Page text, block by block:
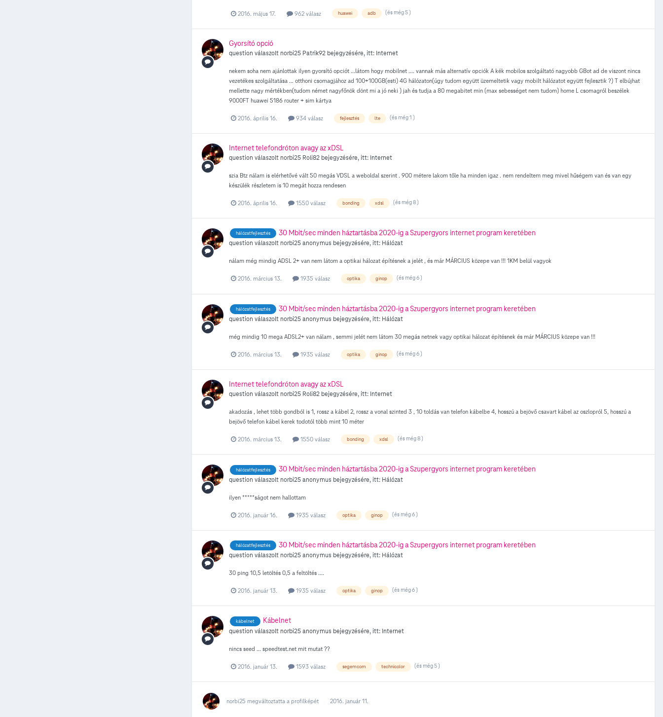
2016. május 17. 962 válasz huawei adb (és még 5 )
Gyorsító opció
question válaszolt norbi25 Patrik92 bejegyzésére, itt: Internet
nekem soha nem ajánlottak ilyen gyorsító opciót ...látom hogy mobilnet .... vannak más alternatív opciók A kék mobilos szolgáltató nagyobb GBot ad de viszont nincs
vezetékes szolgáltatása ... otthoni csomagjához ad 100+100GB(esti) 4G hálózaton(úgy tudom együtt üzemeltetik vagy mobilt hálózatot együtt fejlesztik ?) T elbújhat
mellette nagy mértékben(tudom német nagyfőnök dönt mi a jó neki ) jah és tudja a 80 megabitet min (max sebességet nem tudom) home L csomagról beszélek
9000FT huawei 5186 router + sim kártya
2016. április 16. 934 válasz fejlesztés lte (és még 1 )
Internet telefondróton avagy az xDSL
question válaszolt norbi25 Roli82 bejegyzésére, itt: Internet
szia Btz nálam is elérhetővé vált 50 megás VDSL a weboldal szerint . 900 métere lakom tőle ha minden igaz . nem rendeltem meg mivel hűségem van és van egy
készülék részletem is 10 megát hozza rendesen
2016. április 16. 1550 válasz bonding xdsl (és még 8 )
hálózatfejlesztés 30 Mbit/sec minden háztartásba 2020-ig a Szupergyors internet program keretében
question válaszolt norbi25anonymus bejegyzésére, itt: Hálózat
nálam még mindig ADSL 2+ van nem látom a optikai hálozat építésnek a jelét , és már MÁRCIUS közepe van !!! 1KM belül vagyok
2016. március 13. 1935 válasz optika ginop (és még 6 )
hálózatfejlesztés 30 Mbit/sec minden háztartásba 2020-ig a Szupergyors internet program keretében
question válaszolt norbi25anonymus bejegyzésére, itt: Hálózat
még mindig 10 mega ADSL2+ van nálam , semmi jelét nem látom 30 megás netnek vagy optikai hálozat építésnek és már MÁRCIUS közepe van !!!
2016. március 13. 1935 válasz optika ginop (és még 6 )
Internet telefondróton avagy az xDSL
question válaszolt norbi25 Roli82 bejegyzésére, itt: Internet
akadozás , lehet több gondból is 1, rossz a kábel 2, rossz a vonal szinted 3 , 10 toldás van telefon kábelbe 4, hosszú a bejövő csavart kábel az oszlopról 5, hosszú a
bejövő telefon kábel kerek todotól több mint 10 méter
2016. március 13. 1550 válasz bonding xdsl (és még 8 )
hálózatfejlesztés 30 Mbit/sec minden háztartásba 2020-ig a Szupergyors internet program keretében
question válaszolt norbi25anonymus bejegyzésére, itt: Hálózat
ilyen *****ságot nem hallottam
2016. január 16. 1935 válasz optika ginop (és még 6 )
hálózatfejlesztés 30 Mbit/sec minden háztartásba 2020-ig a Szupergyors internet program keretében
question válaszolt norbi25anonymus bejegyzésére, itt: Hálózat
30 ping 10,5 letöltés 0,5 a feltöltés ....
2016. január 13. 1935 válasz optika ginop (és még 6 )
kábelnet Kábelnet
question válaszolt norbi25anonymus bejegyzésére, itt: Internet
nincs seed ... speedtest.net mit mutat ??
2016. január 13. 1593 válasz segemcom technicolor (és még 5 )
norbi25 megváltoztatta a profilképét 2016. január 11.